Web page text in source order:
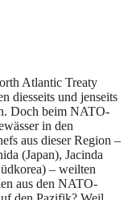
Atlantic Treaty
diesseits und jenseits
Doch beim NATO-
in den
aus dieser Region –
(Japan), Jacinda
– weilten
aus den NATO-